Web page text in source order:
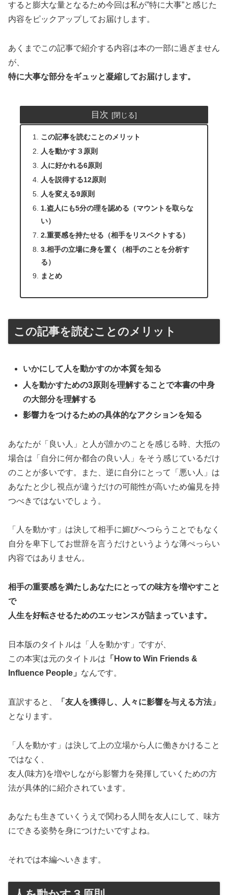
すると膨大な量となるため今回は私が”特に大事”と感じた
内容をピックアップしてお届けします。
あくまでこの記事で紹介する内容は本の一部に過ぎません
が、
特に大事な部分をギュッと凝縮してお届けします。
目次
この記事を読むことのメリット
人を動かす３原則
人に好かれる6原則
人を説得する12原則
人を変える9原則
1.盗人にも5分の理を認める（マウントを取らな
い）
2.重要感を持たせる（相手をリスペクトする）
3.相手の立場に身を置く（相手のことを分析す
る）
まとめ
この記事を読むことのメリット
いかにして人を動かすのか本質を知る
人を動かすための3原則を理解することで本書の中身
の大部分を理解する
影響力をつけるための具体的なアクションを知る
あなたが「良い人」と人が誰かのことを感じる時、大抵の
場合は「自分に何か都合の良い人」をそう感じているだけ
のことが多いです。また、逆に自分にとって「悪い人」は
あなたと少し視点が違うだけの可能性が高いため偏見を持
つべきではないでしょう。
「人を動かす」は決して相手に媚びへつらうことでもなく
自分を卑下してお世辞を言うだけというような薄ぺっらい
内容ではありません。
相手の重要感を満たしあなたにとっての味方を増やすこと
で
人生を好転させるためのエッセンスが詰まっています。
日本版のタイトルは「人を動かす」ですが、
この本実は元のタイトルは 「How to Win Friends &
Influence People」 なんです。
直訳すると、
「友人を獲得し、人々に影響を与える方法」
となります。
「人を動かす」は決して上の立場から人に働きかけること
ではなく、
友人(味方)を増やしながら影響力を発揮していくための方
法が具体的に紹介されています。
あなたも生きていくうえで関わる人間を友人にして、味方
にできる姿勢を身につけたいですよね。
それでは本編へいきます。